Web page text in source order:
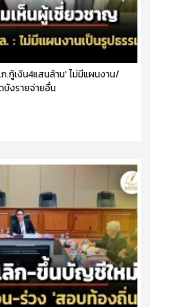
.กู้เงิน4แสนล้าน' ไม่มีแผนงาน/
บังรายจ่ายอื่น